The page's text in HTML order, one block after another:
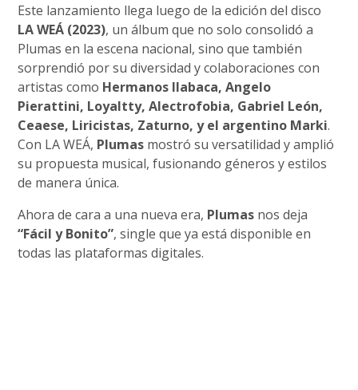
Este lanzamiento llega luego de la edición del disco
LA WEÁ (2023), un álbum que no solo consolidó a
Plumas en la escena nacional, sino que también
sorprendió por su diversidad y colaboraciones con
artistas como Hermanos Ilabaca, Angelo
Pierattini, Loyaltty, Alectrofobia, Gabriel León,
Ceaese, Liricistas, Zaturno, y el argentino Marki.
Con LA WEÁ, Plumas mostró su versatilidad y amplió
su propuesta musical, fusionando géneros y estilos
de manera única.
Ahora de cara a una nueva era, Plumas nos deja
“Fácil y Bonito”, single que ya está disponible en
todas las plataformas digitales.